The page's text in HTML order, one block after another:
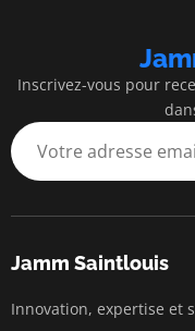
Inscrivez-vous pour
Jamm Saintlouis
Innovation, expertise et